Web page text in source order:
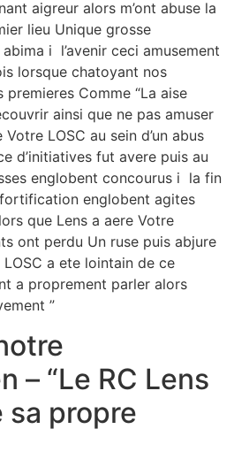
aigreur alors m’ont abuse la
lieu Unique grosse
i l’avenir ceci amusement
lorsque chatoyant nos
Comme “La aise
ainsi que ne pas amuser
LOSC au sein d’un abus
d’initiatives fut avere puis au
englobent concourus i la fin
englobent agites
que Lens a aere Votre
ont perdu Un ruse puis abjure
a ete lointain de ce
a proprement parler alors
”
– “Le RC Lens
sa propre